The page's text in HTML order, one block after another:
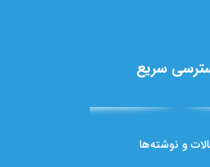
سریع
و نوشته‌ها